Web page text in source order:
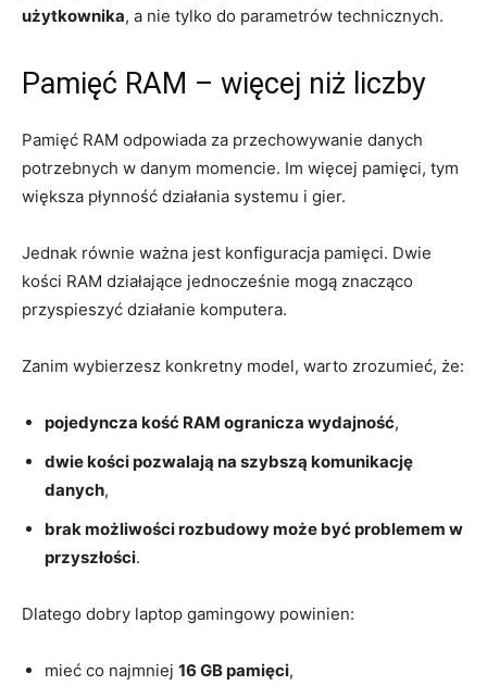
użytkownika, a nie tylko do parametrów technicznych.
Pamięć RAM – więcej niż liczby
Pamięć RAM odpowiada za przechowywanie danych
potrzebnych w danym momencie. Im więcej pamięci, tym
większa płynność działania systemu i gier.
Jednak równie ważna jest konfiguracja pamięci. Dwie
kości RAM działające jednocześnie mogą znacząco
przyspieszyć działanie komputera.
Zanim wybierzesz konkretny model, warto zrozumieć, że:
pojedyncza kość RAM ogranicza wydajność,
dwie kości pozwalają na szybszą komunikację
danych,
brak możliwości rozbudowy może być problemem w
przyszłości.
Dlatego dobry laptop gamingowy powinien:
mieć co najmniej 16 GB pamięci,